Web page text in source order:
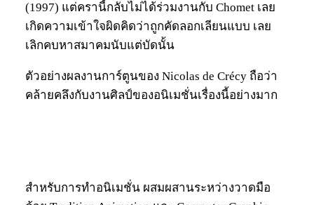
(1997) แต่ครานี้กลับไม่ได้ร่วมงานกับ Chomet เลย
เกิดความเข้าใจผิดคิดว่าถูกคัดลอกเลียนแบบ เลย
เลิกคบหาสมาคมนับแต่บัดนั้น
ตัวอย่างผลงานการ์ตูนของ Nicolas de Crécy ถือว่า
คล้ายคลึงกับงานศิลป์ของอนิเมชั่นเรื่องนี้อย่างมาก
สำหรับการทำอนิเมชั่น ผสมผสานระหว่างวาดมือ